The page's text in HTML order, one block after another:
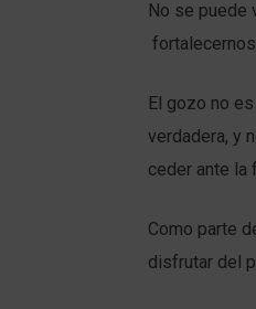
No se puede
El gozo no
verdadera, y
ceder ante la
Como parte
disfrutar del